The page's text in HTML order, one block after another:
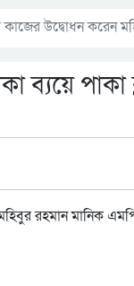
কাজের উদ্বোধন করেন
ব্যয়ে পাকা